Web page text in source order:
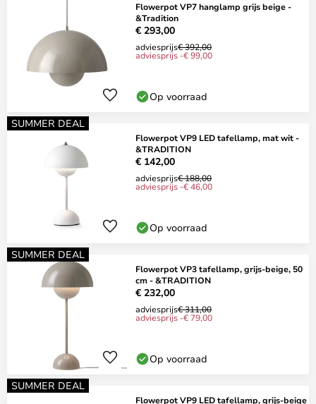
Flowerpot VP7 hanglamp grijs beige -
&Tradition
€ 293,00
adviesprijs€ 392,00
adviesprijs -€ 99,00
Op voorraad
SUMMER DEAL
Flowerpot VP9 LED tafellamp, mat wit -
&TRADITION
€ 142,00
adviesprijs€ 188,00
adviesprijs -€ 46,00
Op voorraad
SUMMER DEAL
Flowerpot VP3 tafellamp, grijs-beige, 50
cm - &TRADITION
€ 232,00
adviesprijs€ 311,00
adviesprijs -€ 79,00
Op voorraad
SUMMER DEAL
Flowerpot VP9 LED tafellamp, grijs-beige